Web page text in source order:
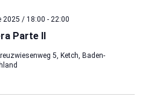
Parte II
2025 / 18:00 - 22:00
5, Ketch, Baden-